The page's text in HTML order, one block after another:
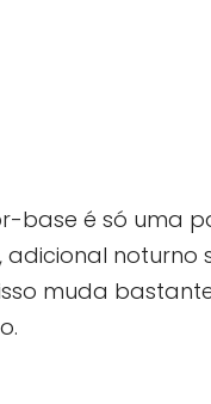
base é só uma
noturno
muda